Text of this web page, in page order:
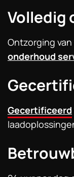
Volledig
Ontzorging
onderhoud
Gecertificeerd